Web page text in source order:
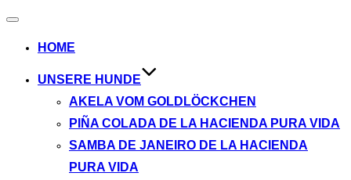
Navigation
HOME
UNSERE HUNDE
AKELA VOM GOLDLÖCKCHEN
PIÑA COLADA DE LA HACIENDA PURA VIDA
SAMBA DE JANEIRO DE LA HACIENDA
PURA VIDA